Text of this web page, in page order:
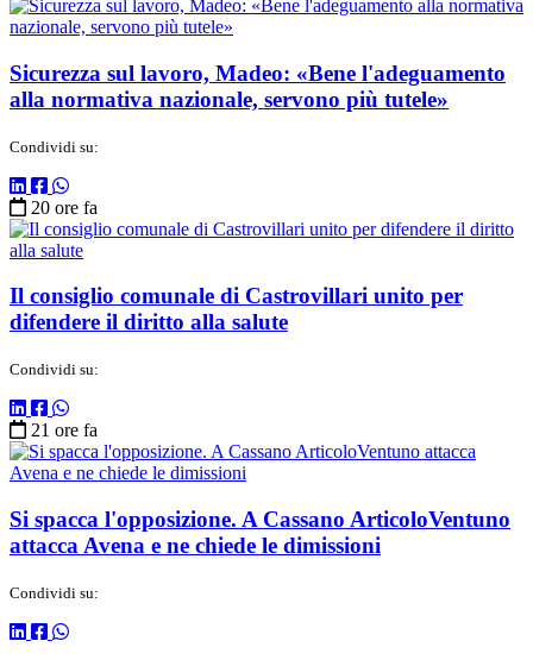
Sicurezza sul lavoro, Madeo: «Bene l'adeguamento
alla normativa nazionale, servono più tutele»
Condividi su:
20 ore fa
Il consiglio comunale di Castrovillari unito per
difendere il diritto alla salute
Condividi su:
21 ore fa
Si spacca l'opposizione. A Cassano ArticoloVentuno
attacca Avena e ne chiede le dimissioni
Condividi su: